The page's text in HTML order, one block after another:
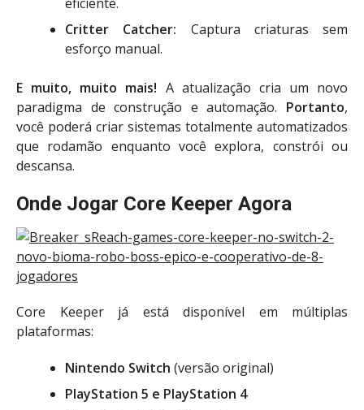
Critter Catcher: Captura criaturas sem
esforço manual.
E muito, muito mais! A atualização cria um novo
paradigma de construção e automação. Portanto,
você poderá criar sistemas totalmente automatizados
que rodamão enquanto você explora, constrói ou
descansa.
Onde Jogar Core Keeper Agora
Core Keeper já está disponível em múltiplas
plataformas:
Nintendo Switch (versão original)
PlayStation 5 e PlayStation 4